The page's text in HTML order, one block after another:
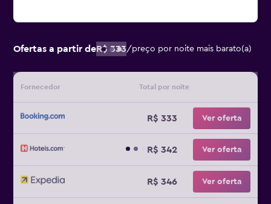
Ofertas a partir deR$ 333/preço por noite mais barato(a)
Fornecedor Total por noite
R$ 333 Ver oferta
R$ 342 Ver oferta
R$ 346 Ver oferta